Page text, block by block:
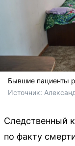
Бывшие пациенты
Источник:
Следственный
по факту